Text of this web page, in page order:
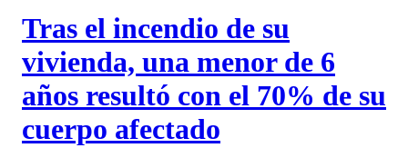
Tras el incendio de su
vivienda, una menor de 6
años resultó con el 70% de su
cuerpo afectado